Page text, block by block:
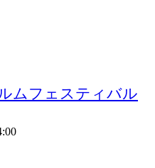
ムフェスティバル